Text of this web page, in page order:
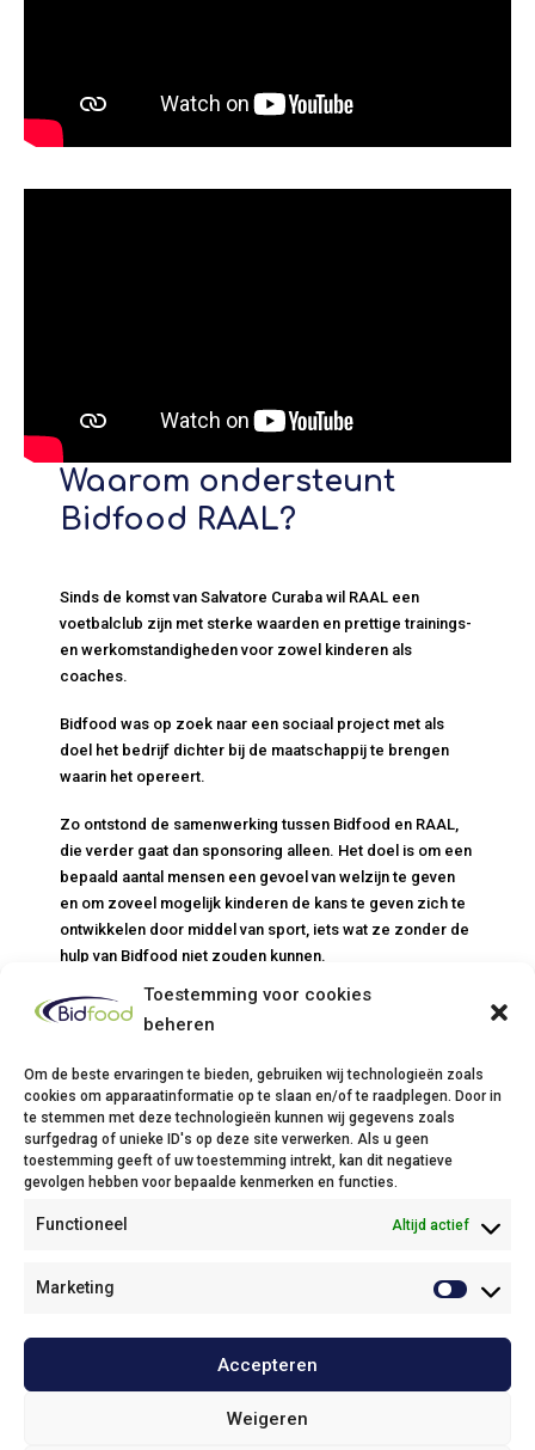
Toestemming voor cookies
beheren
Om de beste ervaringen te bieden, gebruiken wij technologieën zoals
cookies om apparaatinformatie op te slaan en/of te raadplegen. Door in
te stemmen met deze technologieën kunnen wij gegevens zoals
surfgedrag of unieke ID's op deze site verwerken. Als u geen
toestemming geeft of uw toestemming intrekt, kan dit negatieve
gevolgen hebben voor bepaalde kenmerken en functies.
Functioneel Altijd actief
Marketing
Accepteren
Weigeren
Waarom ondersteunt
Bidfood RAAL?
Sinds de komst van Salvatore Curaba wil RAAL een
voetbalclub zijn met sterke waarden en prettige trainings-
en werkomstandigheden voor zowel kinderen als
coaches.
Bidfood was op zoek naar een sociaal project met als
doel het bedrijf dichter bij de maatschappij te brengen
waarin het opereert.
Zo ontstond de samenwerking tussen Bidfood en RAAL,
die verder gaat dan sponsoring alleen. Het doel is om een
bepaald aantal mensen een gevoel van welzijn te geven
en om zoveel mogelijk kinderen de kans te geven zich te
ontwikkelen door middel van sport, iets wat ze zonder de
hulp van Bidfood niet zouden kunnen.
Bidfood Thuin
Avenue Deli XL, 1
Phone: +32(0)71/25 68 11
Email:info@bidfood.be
Onze policies / Nos politiques